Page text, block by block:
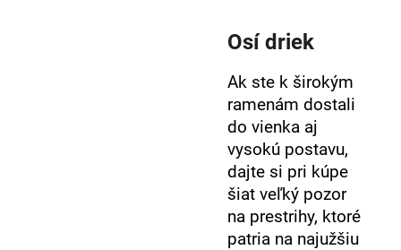
Osí driek
Ak ste k širokým
ramenám dostali
do vienka aj
vysokú postavu,
dajte si pri kúpe
šiat veľký pozor
na prestrihy, ktoré
patria na najužšiu